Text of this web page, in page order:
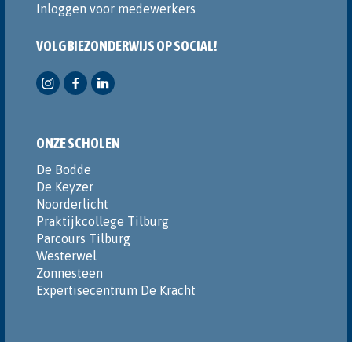
Inloggen voor medewerkers
VOLG BIEZONDERWIJS OP SOCIAL!
ONZE SCHOLEN
De Bodde
De Keyzer
Noorderlicht
Praktijkcollege Tilburg
Parcours Tilburg
Westerwel
Zonnesteen
Expertisecentrum De Kracht